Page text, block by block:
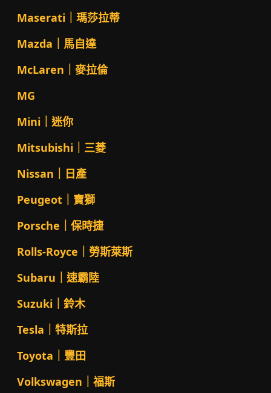
Maserati｜瑪莎拉蒂
Mazda｜馬自達
McLaren｜麥拉倫
MG
Mini｜迷你
Mitsubishi｜三菱
Nissan｜日產
Peugeot｜寶獅
Porsche｜保時捷
Rolls-Royce｜勞斯萊斯
Subaru｜速霸陸
Suzuki｜鈴木
Tesla｜特斯拉
Toyota｜豐田
Volkswagen｜福斯